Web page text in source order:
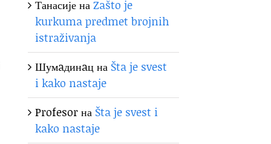
ТанасијенаZašto je
kurkuma predmet brojnih
istraživanja
Шумaдинaцна Šta je svest
i kako nastaje
Profesorна Šta je svest i
kako nastaje